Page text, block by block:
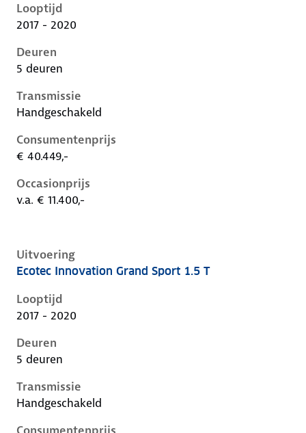
Looptijd
2017 - 2020
Deuren
5 deuren
Transmissie
Handgeschakeld
Consumentenprijs
€ 40.449,-
Occasionprijs
v.a. € 11.400,-
Uitvoering
Opel Insignia b, grand sport 1.5 t, 121 kW, Benzine, 5
Ecotec Innovation Grand Sport 1.5 T
Looptijd
2017 - 2020
Deuren
5 deuren
Transmissie
Handgeschakeld